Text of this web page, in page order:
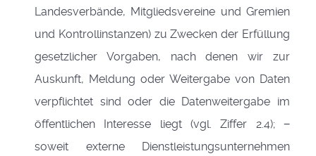
Landesverbände, Mitgliedsvereine und Gremien
und Kontrollinstanzen) zu Zwecken der Erfüllung
gesetzlicher Vorgaben, nach denen wir zur
Auskunft, Meldung oder Weitergabe von Daten
verpflichtet sind oder die Datenweitergabe im
öffentlichen Interesse liegt (vgl. Ziffer 2.4); −
soweit externe Dienstleistungsunternehmen